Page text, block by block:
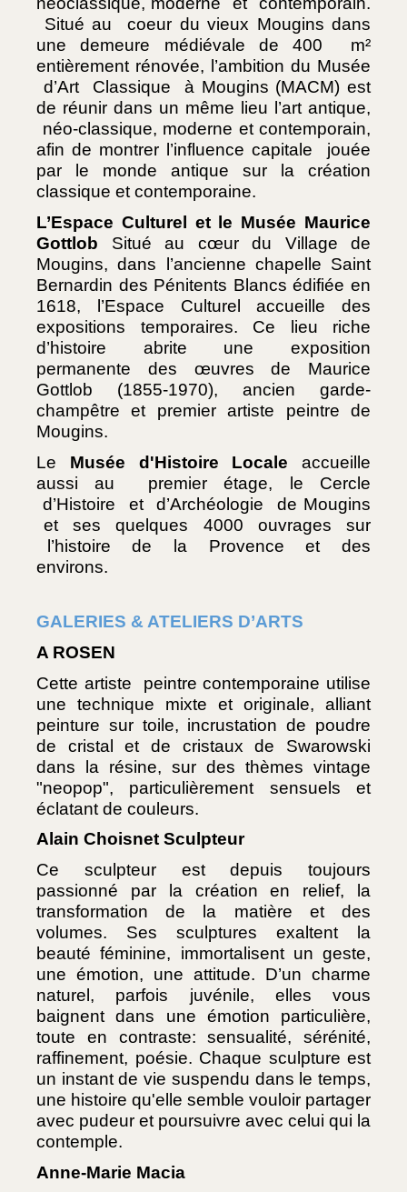
Situé au  coeur du vieux Mougins dans
une demeure médiévale de 400  m²
entièrement rénovée, l’ambition du Musée
d’Art  Classique  à Mougins (MACM) est
de réunir dans un même lieu l’art antique,
néo-classique, moderne et contemporain,
afin de montrer l’influence capitale  jouée
par le monde antique sur la création
classique et contemporaine.
L’Espace Culturel et le Musée Maurice
Gottlob Situé au cœur du Village de
Mougins, dans l’ancienne chapelle Saint
Bernardin des Pénitents Blancs édifiée en
1618, l’Espace Culturel accueille des
expositions temporaires. Ce lieu riche
d’histoire abrite une exposition
permanente des œuvres de Maurice
Gottlob (1855-1970), ancien garde-
champêtre et premier artiste peintre de
Mougins.
Le Musée d'Histoire Locale accueille
aussi au  premier étage, le Cercle
d’Histoire  et  d’Archéologie  de Mougins
et  ses  quelques  4000  ouvrages  sur
l’histoire  de  la  Provence  et  des
environs.
GALERIES & ATELIERS D’ARTS
A ROSEN
Cette artiste  peintre contemporaine utilise
une technique mixte et originale, alliant
peinture sur toile, incrustation de poudre
de cristal et de cristaux de Swarowski
dans la résine, sur des thèmes vintage
"neopop", particulièrement sensuels et
éclatant de couleurs.
Alain Choisnet Sculpteur
Ce sculpteur est depuis toujours
passionné par la création en relief, la
transformation de la matière et des
volumes. Ses sculptures exaltent la
beauté féminine, immortalisent un geste,
une émotion, une attitude. D’un charme
naturel, parfois juvénile, elles vous
baignent dans une émotion particulière,
toute en contraste: sensualité, sérénité,
raffinement, poésie. Chaque sculpture est
un instant de vie suspendu dans le temps,
une histoire qu'elle semble vouloir partager
avec pudeur et poursuivre avec celui qui la
contemple.
Anne-Marie Macia